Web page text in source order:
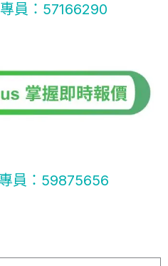
員：57166290
員：59875656